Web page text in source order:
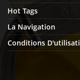
Hot Tags
La Navigation
Conditions